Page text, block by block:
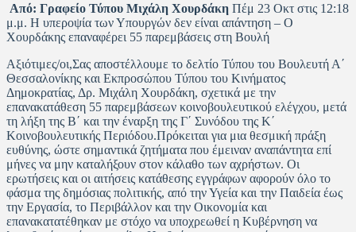
Από: Γραφείο Τύπου Μιχάλη Χουρδάκη Πέμ 23 Οκτ στις 12:18
μ.μ. Η υπεροψία των Υπουργών δεν είναι απάντηση – Ο
Χουρδάκης επαναφέρει 55 παρεμβάσεις στη Βουλή
Αξιότιμες/οι,Σας αποστέλλουμε το δελτίο Τύπου του Βουλευτή Α΄
Θεσσαλονίκης και Εκπροσώπου Τύπου του Κινήματος
Δημοκρατίας, Δρ. Μιχάλη Χουρδάκη, σχετικά με την
επανακατάθεση 55 παρεμβάσεων κοινοβουλευτικού ελέγχου, μετά
τη λήξη της Β΄ και την έναρξη της Γ΄ Συνόδου της Κ΄
Κοινοβουλευτικής Περιόδου.Πρόκειται για μια θεσμική πράξη
ευθύνης, ώστε σημαντικά ζητήματα που έμειναν αναπάντητα επί
μήνες να μην καταλήξουν στον κάλαθο των αχρήστων. Οι
ερωτήσεις και οι αιτήσεις κατάθεσης εγγράφων αφορούν όλο το
φάσμα της δημόσιας πολιτικής, από την Υγεία και την Παιδεία έως
την Εργασία, το Περιβάλλον και την Οικονομία και
επανακατατέθηκαν με στόχο να υποχρεωθεί η Κυβέρνηση να